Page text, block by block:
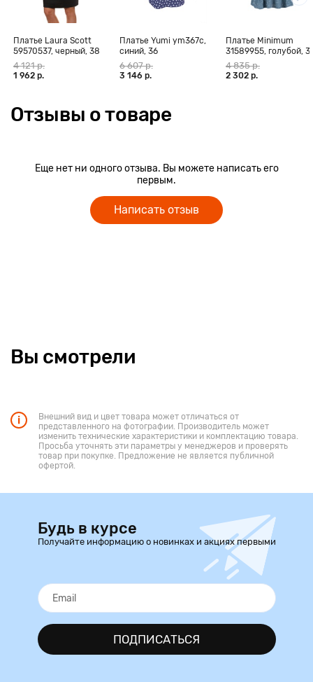
Платье Laura Scott
59570537, черный, 38
4 121 р.
1 962 р.
Платье Yumi ym367c,
синий, 36
6 607 р.
3 146 р.
Платье Minimum
31589955, голубой,
4 835 р.
2 302 р.
Отзывы о товаре
Еще нет ни одного отзыва. Вы можете написать его
первым.
Написать отзыв
Вы смотрели
Внешний вид и цвет товара может отличаться от
представленного на фотографии. Производитель может
изменить технические характеристики и комплектацию товара.
Просьба уточнять эти параметры у менеджеров и проверять
товар при покупке. Предложение не является публичной
офертой.
Будь в курсе
Получайте информацию о новинках и акциях первыми
ПОДПИСАТЬСЯ